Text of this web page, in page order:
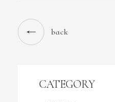
back
CATEGORY